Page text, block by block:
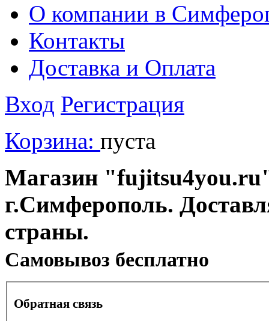
О компании в
Контакты
Доставка и Оплата
Вход Регистрация
Корзина: пуста
Магазин
г.Симферополь.
страны.
Cамовывоз бесплатно
Обратная связь